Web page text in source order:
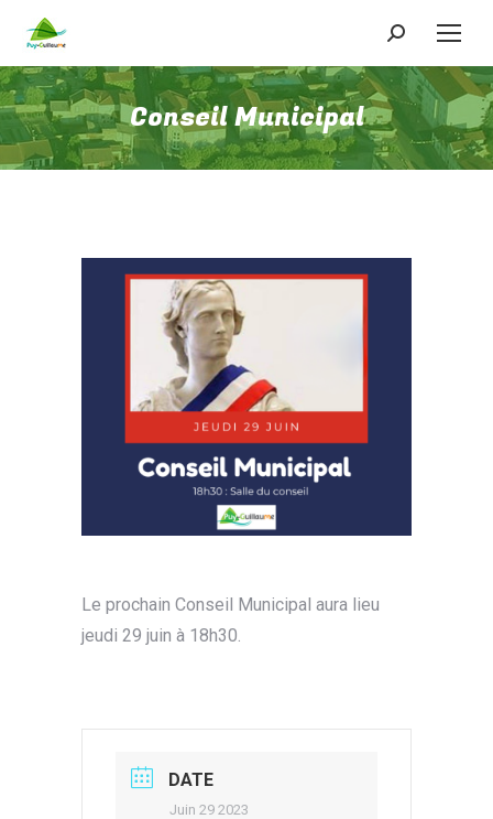
Recherche
:
Conseil Municipal
Le prochain Conseil Municipal aura lieu
jeudi 29 juin à 18h30.
DATE
Juin 29 2023